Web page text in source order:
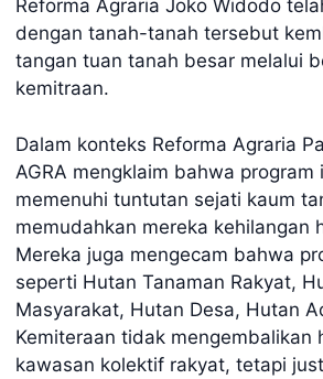
Reforma Agraria Joko Widodo
dengan tanah-tanah tersebut
tangan tuan tanah besar melalui
kemitraan.
Dalam konteks Reforma Agraria
AGRA mengklaim bahwa program
memenuhi tuntutan sejati kaum
memudahkan mereka kehilangan
Mereka juga mengecam bahwa
seperti Hutan Tanaman Rakyat,
Masyarakat, Hutan Desa, Hutan
Kemiteraan tidak mengembalikan
kawasan kolektif rakyat, tetapi